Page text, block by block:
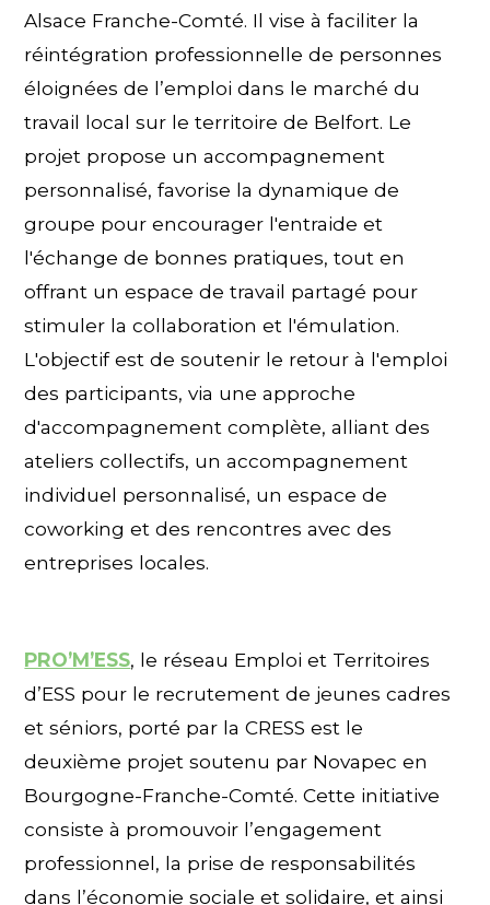
Alsace Franche-Comté​. Il vise à faciliter la
réintégration professionnelle de personnes
éloignées de l’emploi dans le marché du
travail local sur le territoire de Belfort. Le
projet propose un accompagnement
personnalisé, favorise la dynamique de
groupe pour encourager l'entraide et
l'échange de bonnes pratiques, tout en
offrant un espace de travail partagé pour
stimuler la collaboration et l'émulation.
L'objectif est de soutenir le retour à l'emploi
des participants, via une approche
d'accompagnement complète, alliant des
ateliers collectifs, un accompagnement
individuel personnalisé, un espace de
coworking et des rencontres avec des
entreprises locales.
PRO’M’ESS, le réseau Emploi et Territoires
d’ESS pour le recrutement de jeunes cadres
et séniors, porté par la CRESS est le
deuxième projet soutenu par Novapec en
Bourgogne-Franche-Comté. Cette initiative
consiste à promouvoir l’engagement
professionnel, la prise de responsabilités
dans l’économie sociale et solidaire, et ainsi